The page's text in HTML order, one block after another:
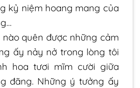
kỷ niệm hoang mang của
quên được những cảm
ấy nảy nở trong lòng tôi
hoa tươi mĩm cười giữa
đãng. Những ý tưởng ấy